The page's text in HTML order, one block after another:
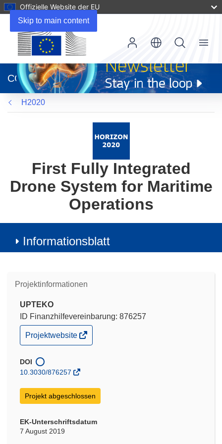
Skip to main content
Offizielle Website der EU
neuem
Fenster)
CORDIS
Menu
H2020
First Fully Integrated
Drone System for Maritime
Operations
Informationsblatt
Projektinformationen
UPTEKO
ID Finanzhilfevereinbarung: 876257
(öffnet
in
Fenster)
Projektwebsite
DOI
10.3030/876257
Projekt abgeschlossen
EK-Unterschriftsdatum
7 August 2019